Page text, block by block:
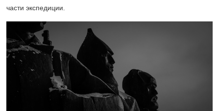
части экспедиции.